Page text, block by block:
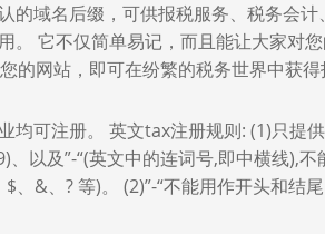
的域名后缀，可供报税服务、税务会计
。 它不仅简单易记，而且能让大家对
的网站，即可在纷繁的税务世界中获得
均可注册。 英文tax注册规则: (1)只提
以及”-“(英文中的连词号,即中横线),不
、&、? 等)。 (2)”-“不能用作开头和结尾